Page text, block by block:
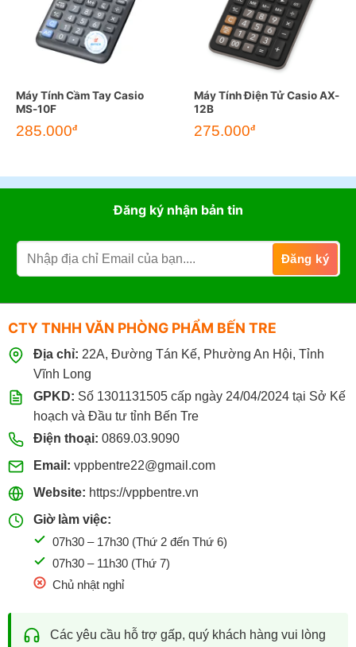
Máy Tính Cầm Tay Casio
MS-10F
285.000đ
Máy Tính Điện Tử Casio AX-
12B
275.000đ
Đăng ký nhận bản tin
CTY TNHH VĂN PHÒNG PHẨM BẾN TRE
Địa chỉ: 22A, Đường Tán Kế, Phường An Hội, Tỉnh
Vĩnh Long
GPKD: Số 1301131505 cấp ngày 24/04/2024 tại Sở Kế
hoạch và Đầu tư tỉnh Bến Tre
Điện thoại: 0869.03.9090
Email: vppbentre22@gmail.com
Website: https://vppbentre.vn
Giờ làm việc:
07h30 – 17h30 (Thứ 2 đến Thứ 6)
07h30 – 11h30 (Thứ 7)
Chủ nhật nghỉ
Các yêu cầu hỗ trợ gấp, quý khách hàng vui lòng